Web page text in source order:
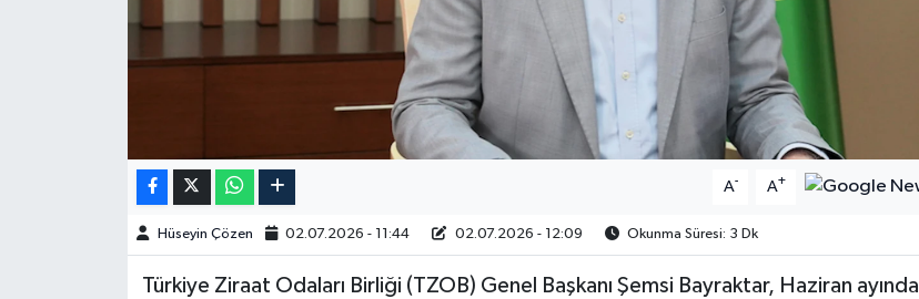
A- A+
Hüseyin Çözen 02.07.2026 - 11:44 02.07.2026 - 12:09 Okunma Süresi: 3 Dk
Türkiye Ziraat Odaları Birliği (TZOB) Genel Başkanı Şemsi Bayraktar, Haziran ayında
Kim kimdir?